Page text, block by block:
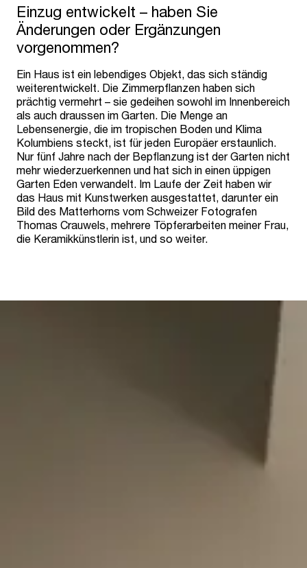
Einzug entwickelt – haben Sie
Änderungen oder Ergänzungen
vorgenommen?
Ein Haus ist ein lebendiges Objekt, das sich ständig
weiterentwickelt. Die Zimmerpflanzen haben sich
prächtig vermehrt – sie gedeihen sowohl im Innenbereich
als auch draussen im Garten. Die Menge an
Lebensenergie, die im tropischen Boden und Klima
Kolumbiens steckt, ist für jeden Europäer erstaunlich.
Nur fünf Jahre nach der Bepflanzung ist der Garten nicht
mehr wiederzuerkennen und hat sich in einen üppigen
Garten Eden verwandelt. Im Laufe der Zeit haben wir
das Haus mit Kunstwerken ausgestattet, darunter ein
Bild des Matterhorns vom Schweizer Fotografen
Thomas Crauwels, mehrere Töpferarbeiten meiner Frau,
die Keramikkünstlerin ist, und so weiter.